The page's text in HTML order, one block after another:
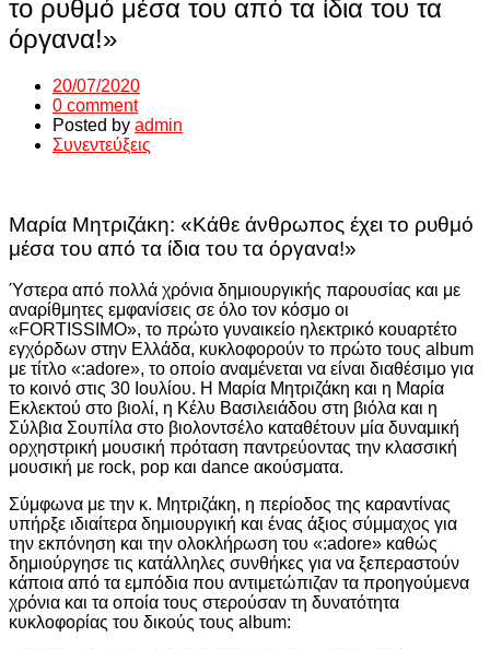
το ρυθμό μέσα του από τα ίδια του τα
όργανα!»
20/07/2020
0 comment
Posted by admin
Συνεντεύξεις
Μαρία Μητριζάκη: «Κάθε άνθρωπος έχει το ρυθμό
μέσα του από τα ίδια του τα όργανα!»
Ύστερα από πολλά χρόνια δημιουργικής παρουσίας και με
αναρίθμητες εμφανίσεις σε όλο τον κόσμο οι
«FORTISSIMO», το πρώτο γυναικείο ηλεκτρικό κουαρτέτο
εγχόρδων στην Ελλάδα, κυκλοφορούν το πρώτο τους album
με τίτλο «:adore», το οποίο αναμένεται να είναι διαθέσιμο για
το κοινό στις 30 Ιουλίου. Η Μαρία Μητριζάκη και η Μαρία
Εκλεκτού στο βιολί, η Κέλυ Βασιλειάδου στη βιόλα και η
Σύλβια Σουπίλα στο βιολοντσέλο καταθέτουν μία δυναμική
ορχηστρική μουσική πρόταση παντρεύοντας την κλασσική
μουσική με rock, pop και dance ακούσματα.
Σύμφωνα με την κ. Μητριζάκη, η περίοδος της καραντίνας
υπήρξε ιδιαίτερα δημιουργική και ένας άξιος σύμμαχος για
την εκπόνηση και την ολοκλήρωση του «:adore» καθώς
δημιούργησε τις κατάλληλες συνθήκες για να ξεπεραστούν
κάποια από τα εμπόδια που αντιμετώπιζαν τα προηγούμενα
χρόνια και τα οποία τους στερούσαν τη δυνατότητα
κυκλοφορίας του δικούς τους album: